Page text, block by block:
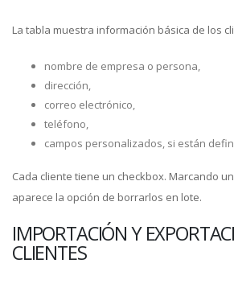
La tabla muestra información básica de los
nombre de empresa o persona,
dirección,
correo electrónico,
teléfono,
campos personalizados, si están
Cada cliente tiene un checkbox. Marcando
aparece la opción de borrarlos en lote.
IMPORTACIÓN Y
CLIENTES